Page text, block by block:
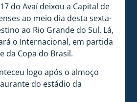
do Avaí deixou a Capital de
ao meio dia desta sexta-
ao Rio Grande do Sul. Lá,
o Internacional, em partida
da Copa do Brasil.
logo após o almoço
do estádio da